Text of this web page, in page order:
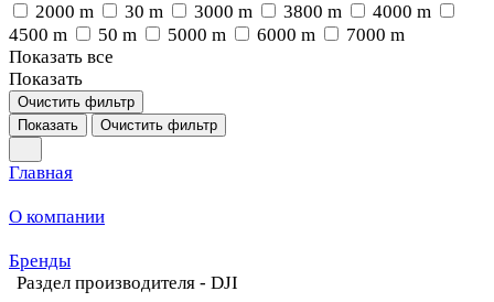
2000 m
30 m 3000 m 3800 m
4000 m
4500 m
50 m 5000 m 6000 m
7000 m
Показать все
Показать
Очистить фильтр
Показать
Очистить фильтр
Главная
О компании
Бренды
Раздел производителя - DJI